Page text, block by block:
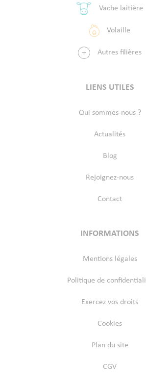
Vache laitière
Volaille
Autres filières
LIENS UTILES
Qui sommes-nous ?
Actualités
Blog
Rejoignez-nous
Contact
INFORMATIONS
Mentions légales
Politique de
Exercez vos droits
Cookies
Plan du site
CGV